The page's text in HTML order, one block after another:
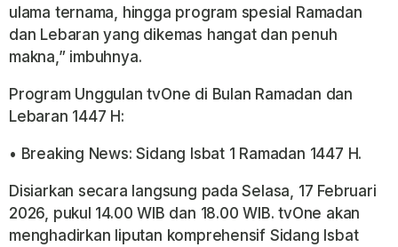
ulama ternama, hingga program spesial Ramadan
dan Lebaran yang dikemas hangat dan penuh
makna,” imbuhnya.
Program Unggulan tvOne di Bulan Ramadan dan
Lebaran 1447 H:
• Breaking News: Sidang Isbat 1 Ramadan 1447 H.
Disiarkan secara langsung pada Selasa, 17 Februari
2026, pukul 14.00 WIB dan 18.00 WIB. tvOne akan
menghadirkan liputan komprehensif Sidang Isbat